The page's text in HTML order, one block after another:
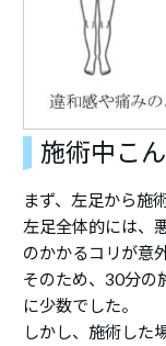
施術中こ
まず、左足から施術
左足全体的には、
のかかるコリが意
そのため、30分の
に少数でした。
しかし、施術した